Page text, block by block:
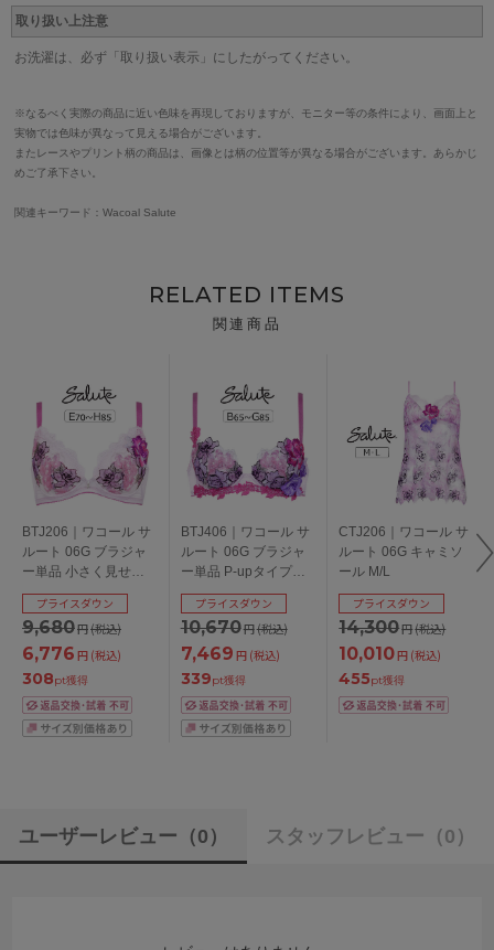
取り扱い上注意
お洗濯は、必ず「取り扱い表示」にしたがってください。
※なるべく実際の商品に近い色味を再現しておりますが、モニター等の条件により、画面上と
実物では色味が異なって見える場合がございます。
またレースやプリント柄の商品は、画像とは柄の位置等が異なる場合がございます。あらかじ
めご了承下さい。
関連キーワード：Wacoal Salute
RELATED ITEMS
関連商品
BTJ206｜ワコール サ
ルート 06G ブラジャ
ー単品 小さく見せる
ブラ EFGHカップ ア
ンダー70/75/80/85cm
9,680円(税込)
プライスダウン
6,776 円 (税込)
308pt獲得
BTJ406｜ワコール サ
ルート 06G ブラジャ
ー単品 P-upタイプ
BCDEFGカップ アン
ダー65/70/75/80/85cm
10,670円(税込)
プライスダウン
7,469 円 (税込)
339pt獲得
CTJ206｜ワコール サ
ルート 06G キャミソ
ール M/L
14,300円(税込)
プライスダウン
10,010円 (税込)
455pt獲得
ユーザーレビュー （0） スタッフレビュー （0）